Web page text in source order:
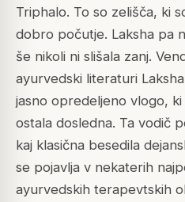
Triphalo. To so zelišča, ki
dobro počutje. Laksha pa
še nikoli ni slišala zanj.
ayurvedski literaturi
jasno opredeljeno vlogo,
ostala dosledna. Ta vodič
kaj klasična besedila
se pojavlja v nekaterih
ayurvedskih terapevtskih